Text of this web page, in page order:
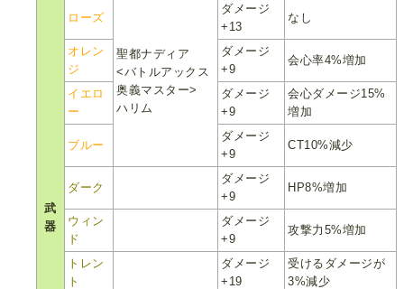
武
器
ローズ
聖都ナディア
<バトルアックス
奥義マスター>
ハリム
ダメージ
+13
なし
オレン
ジ
ダメージ
+9
会心率4%増加
イエロ
ー
ダメージ
+9
会心ダメージ15%
増加
ブルー
ダメージ
+9
CT10%減少
ダーク
ダメージ
+9
HP8%増加
ウィン
ド
ダメージ
+9
攻撃力5%増加
トレン
ト
ダメージ
+19
受けるダメージが
3%減少